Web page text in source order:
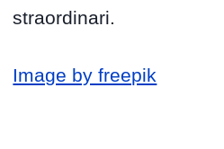
straordinari.
Image by freepik